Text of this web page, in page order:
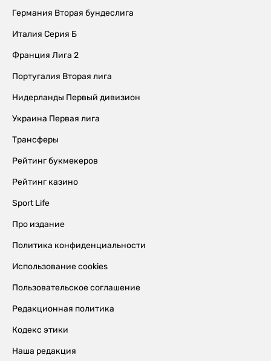
Германия Вторая бундеслига
Италия Серия Б
Франция Лига 2
Португалия Вторая лига
Нидерланды Первый дивизион
Украина Первая лига
Трансферы
Рейтинг букмекеров
Рейтинг казино
Sport Life
Про издание
Политика конфиденциальности
Использование cookies
Пользовательское соглашение
Редакционная политика
Кодекс этики
Наша редакция